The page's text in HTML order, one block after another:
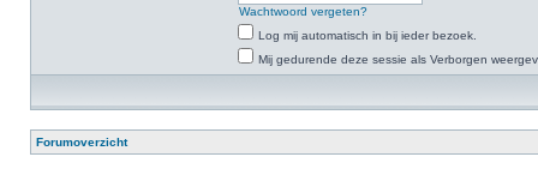
Wachtwoord vergeten?
Log mij automatisch in bij ieder bezoek.
Mij gedurende deze sessie als Verborgen
Forumoverzicht